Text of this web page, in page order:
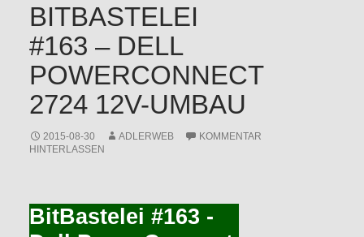
BITBASTELEI
#163 – DELL
POWERCONNECT
2724 12V-UMBAU
2015-08-30 ADLERWEB
KOMMENTAR
HINTERLASSEN
BitBastelei #163 -